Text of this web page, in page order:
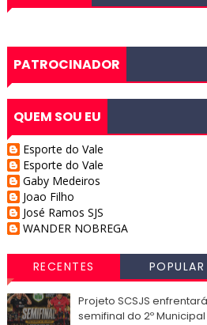
PATROCINADOR
QUEM SOU EU
Esporte do Vale
Esporte do Vale
Gaby Medeiros
Joao Filho
José Ramos SJS
WANDER NOBREGA
RECENTES POPULAR
Projeto SCSJS
semifinal do 2º